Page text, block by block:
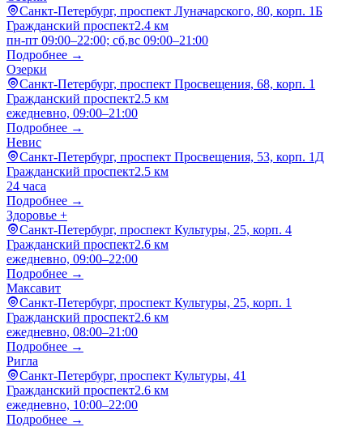
Санкт-Петербург, проспект Луначарского, 80, корп. 1Б
Гражданский проспект2.4 км
пн-пт 09:00–22:00; сб,вс 09:00–21:00
Подробнее →
Озерки
Санкт-Петербург, проспект Просвещения, 68, корп. 1
Гражданский проспект2.5 км
ежедневно, 09:00–21:00
Подробнее →
Невис
Санкт-Петербург, проспект Просвещения, 53, корп. 1Д
Гражданский проспект2.5 км
24 часа
Подробнее →
Здоровье +
Санкт-Петербург, проспект Культуры, 25, корп. 4
Гражданский проспект2.6 км
ежедневно, 09:00–22:00
Подробнее →
Максавит
Санкт-Петербург, проспект Культуры, 25, корп. 1
Гражданский проспект2.6 км
ежедневно, 08:00–21:00
Подробнее →
Ригла
Санкт-Петербург, проспект Культуры, 41
Гражданский проспект2.6 км
ежедневно, 10:00–22:00
Подробнее →